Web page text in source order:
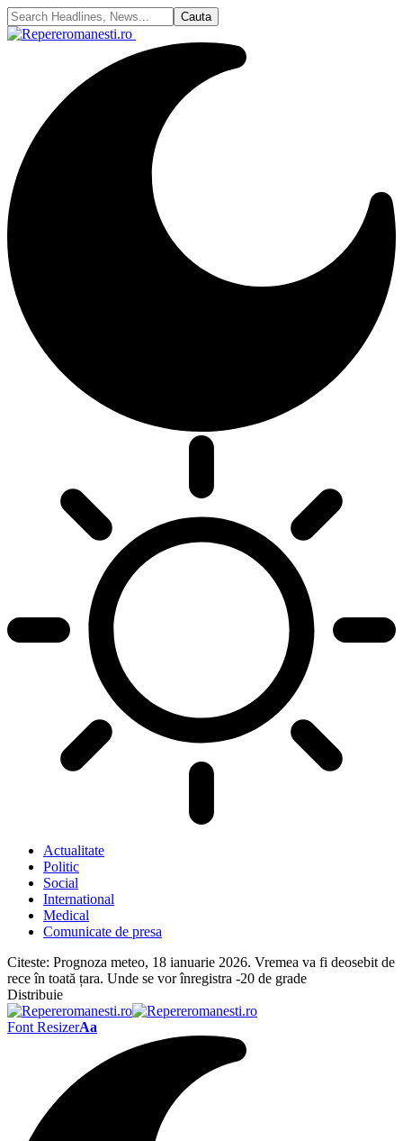
Actualitate
Politic
Social
International
Medical
Comunicate de presa
Citeste: Prognoza meteo, 18 ianuarie 2026. Vremea va fi deosebit de
rece în toată țara. Unde se vor înregistra -20 de grade
Distribuie
Font ResizerAa